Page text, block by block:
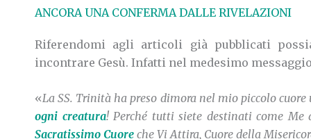
ANCORA UNA CONFERMA DALLE RIVELAZIONI
Riferendomi agli articoli già pubblicati
incontrare Gesù. Infatti nel medesimo
«La SS. Trinità ha preso dimora nel mio piccolo
ogni creatura! Perché tutti siete destinati come Me
Sacratissimo Cuore che Vi Attira, Cuore della